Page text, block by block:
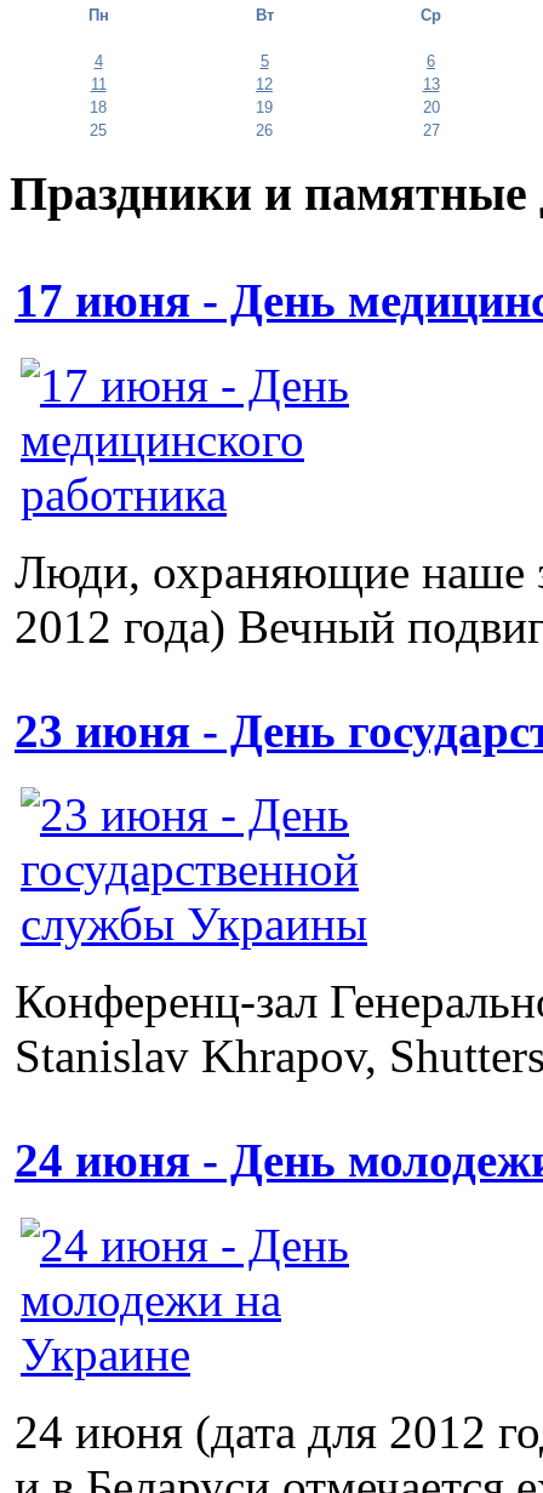
Пн Вт Ср
4 5
6
11
12
13
18
19
20
25
26 27
Праздники и памятные
17 июня - День
Люди, охраняющие наше
2012 года) Вечный
23 июня - День
Конференц-зал
Stanislav Khrapov,
24 июня - День
24 июня (дата для 2012